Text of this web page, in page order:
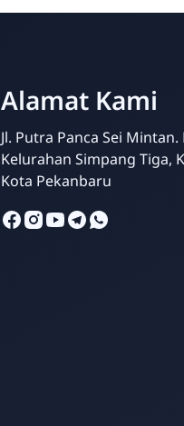
Alamat Kami
Jl. Putra Panca Sei Mintan.
Kelurahan Simpang Tiga,
Kota Pekanbaru